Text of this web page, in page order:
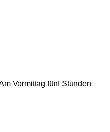
Vormittag fünf Stunden